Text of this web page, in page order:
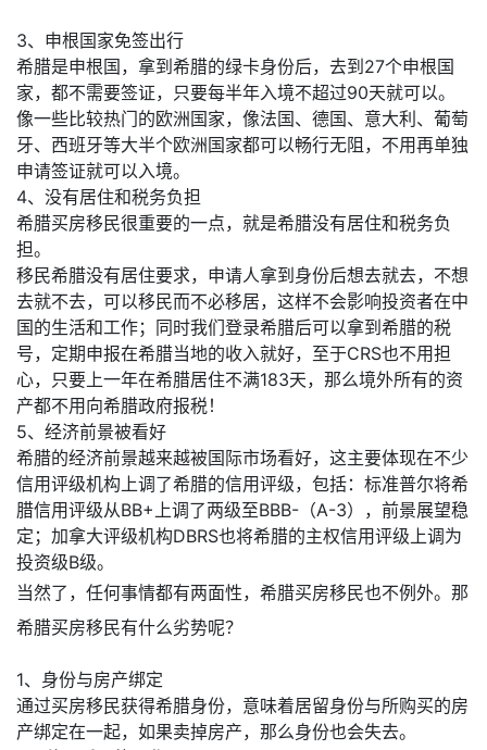
3、申根国家免签出行
希腊是申根国，拿到希腊的绿卡身份后，去到27个申根国
家，都不需要签证，只要每半年入境不超过90天就可以。
像一些比较热门的欧洲国家，像法国、德国、意大利、葡萄
牙、西班牙等大半个欧洲国家都可以畅行无阻，不用再单独
申请签证就可以入境。
4、没有居住和税务负担
希腊买房移民很重要的一点，就是希腊没有居住和税务负
担。
移民希腊没有居住要求，申请人拿到身份后想去就去，不想
去就不去，可以移民而不必移居，这样不会影响投资者在中
国的生活和工作；同时我们登录希腊后可以拿到希腊的税
号，定期申报在希腊当地的收入就好，至于CRS也不用担
心，只要上一年在希腊居住不满183天，那么境外所有的资
产都不用向希腊政府报税！
5、经济前景被看好
希腊的经济前景越来越被国际市场看好，这主要体现在不少
信用评级机构上调了希腊的信用评级，包括：标准普尔将希
腊信用评级从BB+上调了两级至BBB-（A-3），前景展望稳
定；加拿大评级机构DBRS也将希腊的主权信用评级上调为
投资级B级。
当然了，任何事情都有两面性，希腊买房移民也不例外。那
希腊买房移民有什么劣势呢？
1、身份与房产绑定
通过买房移民获得希腊身份，意味着居留身份与所购买的房
产绑定在一起，如果卖掉房产，那么身份也会失去。